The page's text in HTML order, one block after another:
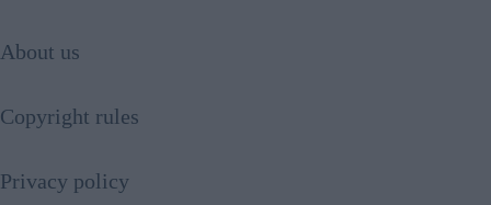
About us
Copyright rules
Privacy policy